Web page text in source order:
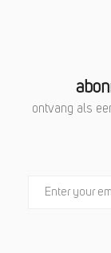
ontvang als